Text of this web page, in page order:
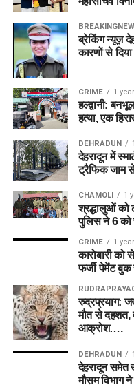
ब्रेकिंग न्यूज़
कारणों से
CRIME 1
हल्द्वानी:
हत्या, एक
DEHRADUN
देहरादून में
ट्रैफिक जाम
CHAMOLI 1
श्रद्धालुओं को
पुलिस ने 6 को
CRIME 1
कारोबारी
फर्जी पेमेंट
रुद्रप्रयाग:
मौत से दहशत,
आक्रोश….
DEHRADUN
देहरादून समेत
मौसम विभाग